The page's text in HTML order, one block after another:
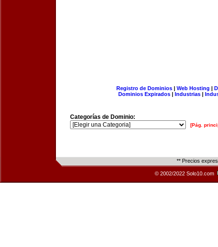
Registro de Dominios| Web Hosting |
Dominios Expirados | Industrias |
Categorías de Dominio:
[Pág.
** Precios
© 2002/2022 Solo10.com